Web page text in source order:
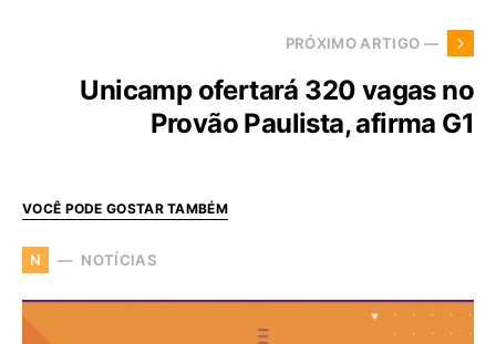
PRÓXIMO ARTIGO —
Unicamp ofertará 320 vagas no
Provão Paulista, afirma G1
VOCÊ PODE GOSTAR TAMBÉM
N NOTÍCIAS